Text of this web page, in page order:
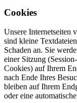
Cookies
Unsere Internetseiten
sind kleine
Schaden an. Sie
einer Sitzung
Cookies) auf Ihrem
nach Ende Ihres
bleiben auf Ihrem
oder eine